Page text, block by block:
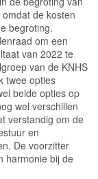
de kosten
begroting.
om een
van 2022 te
van de KNHS
twee opties
beide opties op
wel verschillen
verstandig om de
en
De voorzitter
harmonie bij de